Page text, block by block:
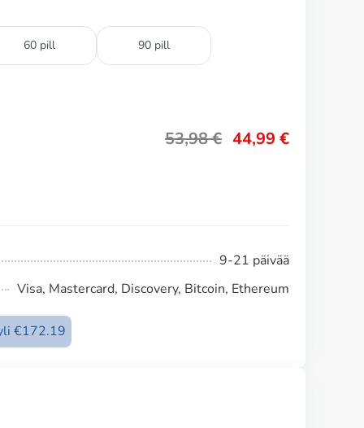
60 pill 90 pill
53,98€ 44,99 €
9-21 päivää
Visa, Mastercard, Discovery, Bitcoin, Ethereum
€172.19